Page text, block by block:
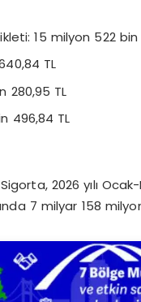
15 milyon 522 bin
TL
280,95 TL
496,84 TL
2026 yılı
7 milyar 158